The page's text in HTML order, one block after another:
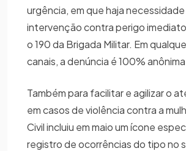
urgência, em que haja
intervenção contra perigo
o 190 da Brigada Militar. Em
canais, a denúncia é 100%
Também para facilitar e agilizar o
em casos de violência contra a
Civil incluiu em maio um ícone
registro de ocorrências do tipo no